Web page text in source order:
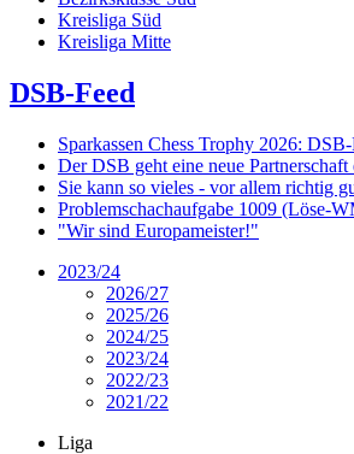
Kreisliga Süd
Kreisliga Mitte
DSB-Feed
Sparkassen Chess Trophy 2026:
Der DSB geht eine neue
Sie kann so vieles - vor allem richtig
Problemschachaufgabe 1009 (Löse-
"Wir sind Europameister!"
2023/24
2026/27
2025/26
2024/25
2023/24
2022/23
2021/22
Liga